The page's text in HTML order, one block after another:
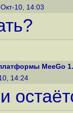
10, 14:03
MeeGo
14:24